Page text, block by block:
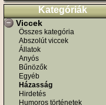
Kategóriák
Viccek
Összes kategória
Abszolút viccek
Állatok
Anyós
Bűnözők
Egyéb
Házasság
Hirdetés
Humoros történetek